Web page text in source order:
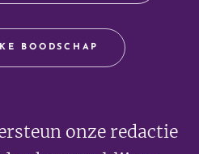
BOODSCHAP
onze redactie